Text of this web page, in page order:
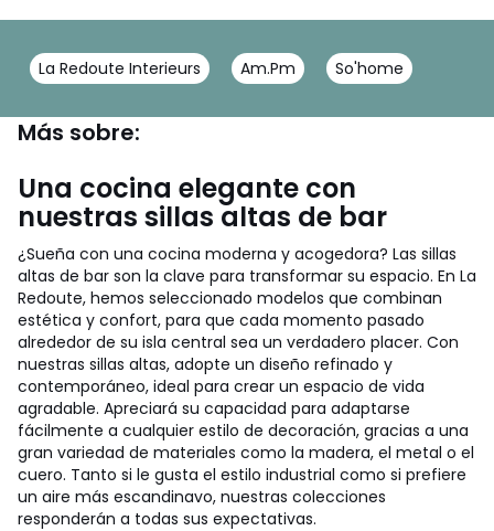
La Redoute Interieurs Am.Pm So'home
Más sobre:
Una cocina elegante con
nuestras sillas altas de bar
¿Sueña con una cocina moderna y acogedora? Las sillas
altas de bar son la clave para transformar su espacio. En La
Redoute, hemos seleccionado modelos que combinan
estética y confort, para que cada momento pasado
alrededor de su isla central sea un verdadero placer. Con
nuestras sillas altas, adopte un diseño refinado y
contemporáneo, ideal para crear un espacio de vida
agradable. Apreciará su capacidad para adaptarse
fácilmente a cualquier estilo de decoración, gracias a una
gran variedad de materiales como la madera, el metal o el
cuero. Tanto si le gusta el estilo industrial como si prefiere
un aire más escandinavo, nuestras colecciones
responderán a todas sus expectativas.